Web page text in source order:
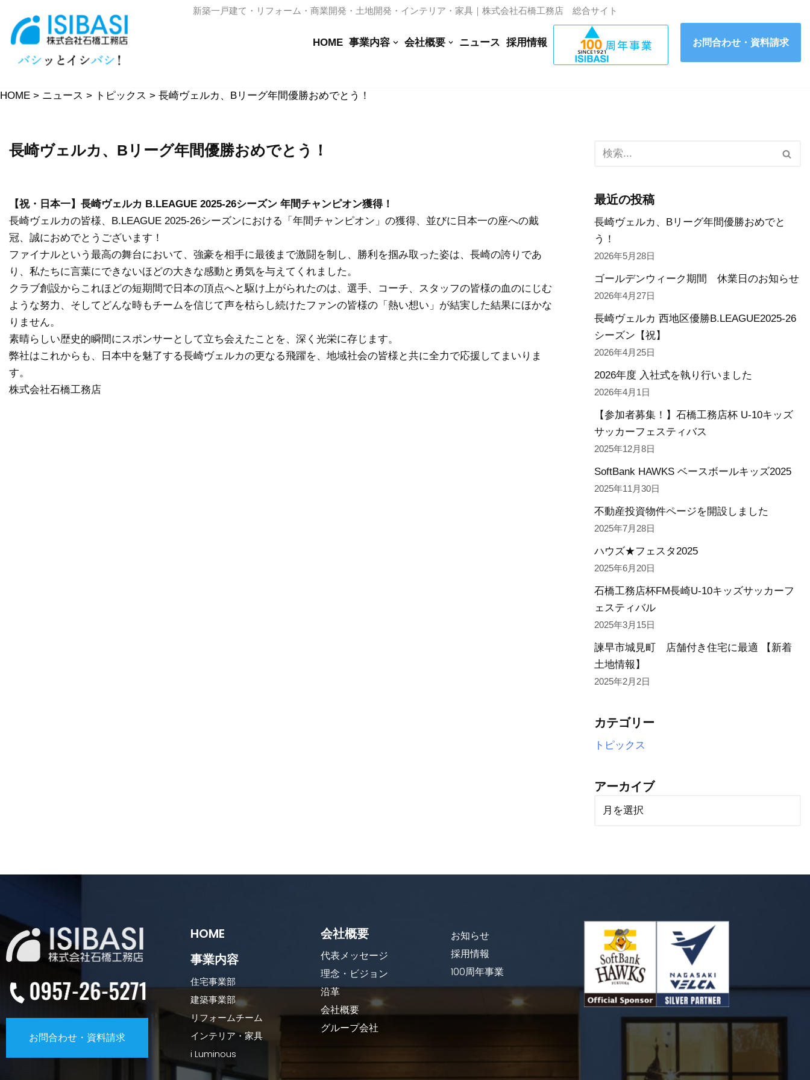
コ
テ
ツ
キ
新築一戸建て・リフォーム・商業開発・土地開発・インテリア・家具｜株式会社石橋工務店 総合サイト
HOME 事業内容 会社概要 ニュース 採用情報 お問合わせ・資料請求
HOME > ニュース > トピックス > 長崎ヴェルカ、Bリーグ年間優勝おめでとう！
長崎ヴェルカ、Bリーグ年間優勝おめでとう！
【祝・日本一】長崎ヴェルカ B.LEAGUE 2025-26シーズン 年間チャンピオン獲得！
長崎ヴェルカの皆様、B.LEAGUE 2025-26シーズンにおける「年間チャンピオン」の獲得、並びに日本一の座への戴
冠、誠におめでとうございます！
ファイナルという最高の舞台において、強豪を相手に最後まで激闘を制し、勝利を掴み取った姿は、長崎の誇りであ
り、私たちに言葉にできないほどの大きな感動と勇気を与えてくれました。
クラブ創設からこれほどの短期間で日本の頂点へと駆け上がられたのは、選手、コーチ、スタッフの皆様の血のにじむ
ような努力、そしてどんな時もチームを信じて声を枯らし続けたファンの皆様の「熱い想い」が結実した結果にほかな
りません。
素晴らしい歴史的瞬間にスポンサーとして立ち会えたことを、深く光栄に存じます。
弊社はこれからも、日本中を魅了する長崎ヴェルカの更なる飛躍を、地域社会の皆様と共に全力で応援してまいりま
す。
株式会社石橋工務店
最近の投稿
長崎ヴェルカ、Bリーグ年間優勝おめでと
う！
2026年5月28日
ゴールデンウィーク期間 休業日のお知らせ
2026年4月27日
長崎ヴェルカ 西地区優勝B.LEAGUE2025-26
シーズン【祝】
2026年4月25日
2026年度 入社式を執り行いました
2026年4月1日
【参加者募集！】石橋工務店杯 U-10キッズ
サッカーフェスティバス
2025年12月8日
SoftBank HAWKS ベースボールキッズ2025
2025年11月30日
不動産投資物件ページを開設しました
2025年7月28日
ハウズ★フェスタ2025
2025年6月20日
石橋工務店杯FM長崎U-10キッズサッカーフ
ェスティバル
2025年3月15日
諫早市城見町 店舗付き住宅に最適 【新着
土地情報】
2025年2月2日
カテゴリー
トピックス
アーカイブ
お問合わせ・資料請求
HOME
事業内容
住宅事業部
建築事業部
リフォームチーム
インテリア・家具
i Luminous
会社概要
代表メッセージ
理念・ビジョン
沿革
会社概要
グループ会社
お知らせ
採用情報
100周年事業